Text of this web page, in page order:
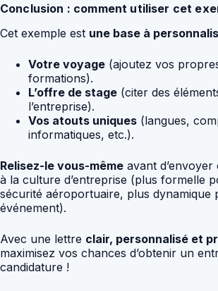
Conclusion : comment utiliser cet
Cet exemple est une base à
Votre voyage (ajoutez vos
formations).
L’offre de stage (citer des
l’entreprise).
Vos atouts uniques (langues,
informatiques, etc.).
Relisez-le vous-même avant d’envoyer
à la culture d’entreprise (plus formelle
sécurité aéroportuaire, plus dynamique
événement).
Avec une lettre clair, personnalisé et
maximisez vos chances d’obtenir un
candidature !